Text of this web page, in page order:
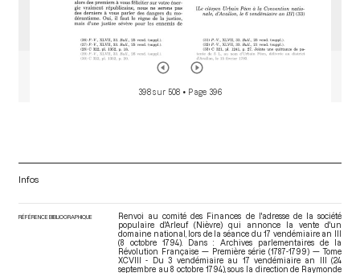
398 sur 508 • Page 396
Infos
RÉFÉRENCE BIBLIOGRAPHIQUE
Renvoi au comité des Finances de l'adresse de la société
populaire d'Arleuf (Nièvre) qui annonce la vente d'un
domaine national, lors de la séance du 17 vendémiaire an III
(8 octobre 1794). Dans : Archives parlementaires de la
Révolution Française — Première série (1787-1799) — Tome
XCVIII - Du 3 vendémiaire au 17 vendémiaire an III (24
septembre au 8 octobre 1794), sous la direction de Raymonde